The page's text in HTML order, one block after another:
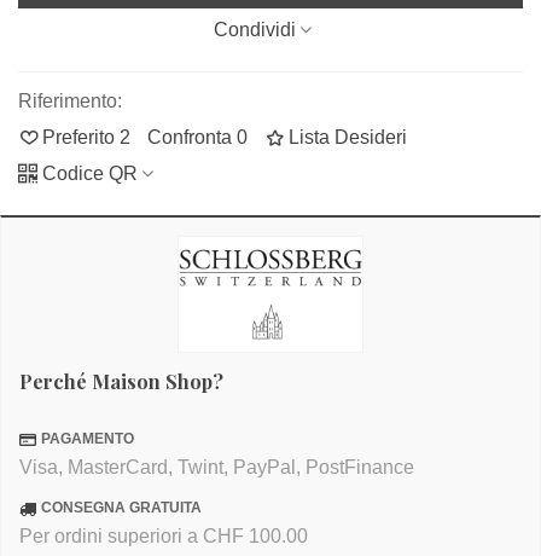
Condividi
Riferimento:
Preferito 2 Confronta 0
Lista Desideri
Codice QR
Perché Maison Shop?
PAGAMENTO
Visa, MasterCard, Twint, PayPal, PostFinance
CONSEGNA GRATUITA
Per ordini superiori a CHF 100.00